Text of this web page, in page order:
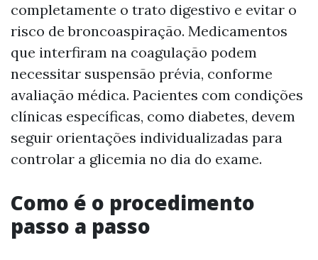
completamente o trato digestivo e evitar o
risco de broncoaspiração. Medicamentos
que interfiram na coagulação podem
necessitar suspensão prévia, conforme
avaliação médica. Pacientes com condições
clínicas específicas, como diabetes, devem
seguir orientações individualizadas para
controlar a glicemia no dia do exame.
Como é o procedimento
passo a passo